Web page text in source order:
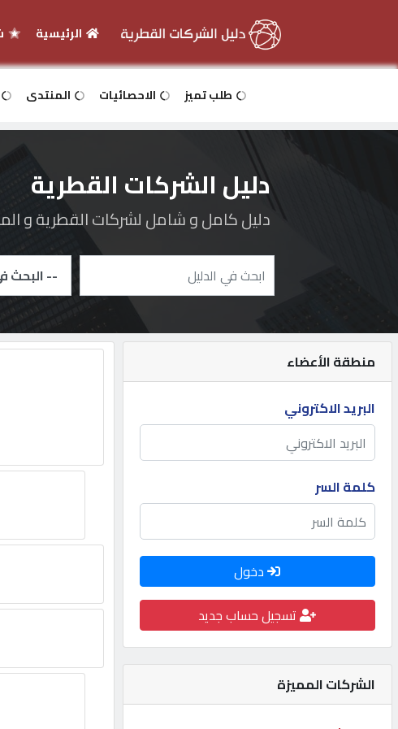
دخول
اعلانك
مطلوب
طلب
الاحصائيات
الأقسام
شركات
مميزة
إبحث
الرئيسية
طلب تميز الاحصائيات المنتدى
دليل الشركات القطرية
دليل كامل و شامل لشركات القطرية و
منطقة الأعضاء
البريد الاكتروني
كلمة السر
دخول
تسجيل حساب جديد
الشركات المميزة